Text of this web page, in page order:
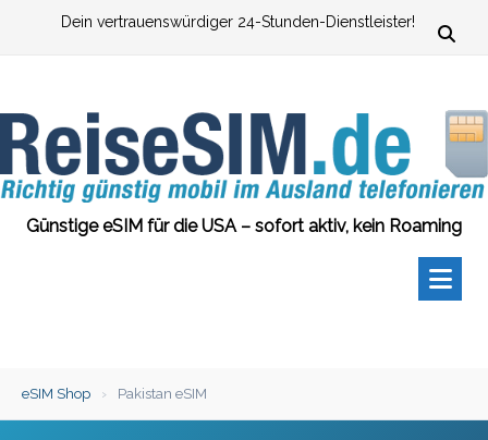
Dein vertrauenswürdiger 24-Stunden-Dienstleister!
Günstige eSIM für die USA – sofort aktiv, kein Roaming
eSIM Shop › Pakistan eSIM